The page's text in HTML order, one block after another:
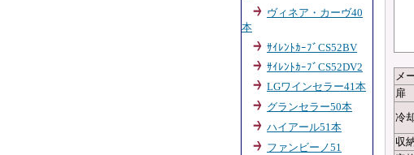
ヴィネア・カーヴ40
本
ｻｲﾚﾝﾄｶｰﾌﾞCS52BV
ｻｲﾚﾝﾄｶｰﾌﾞCS52DV2
LGワインセラー41本
グランセラー50本
ハイアール51本
ファンビーノ51
メ
扉
冷
収